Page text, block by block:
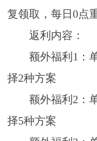
复领取，每日0点
返利内容：
额外福利1：
择2种方案
额外福利2：
择5种方案